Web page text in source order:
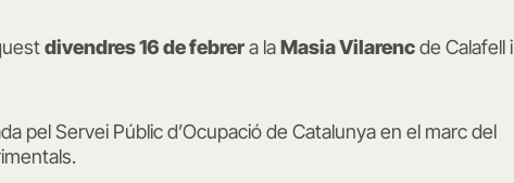
divendres 16 de febrera laMasia Vilarencde Calafell i
pel Servei Públic d’Ocupació de Catalunya en el marc del